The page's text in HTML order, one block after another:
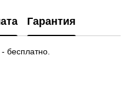
Гарантия
бесплатно.